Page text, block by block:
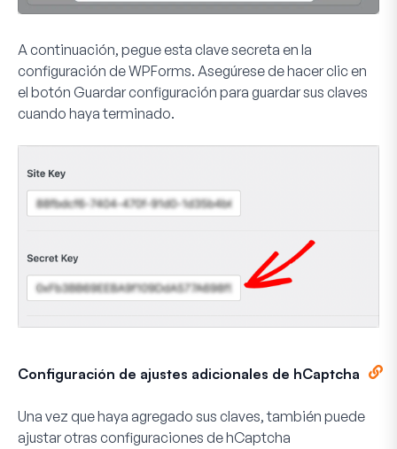
A continuación, pegue esta clave secreta en la
configuración de WPForms. Asegúrese de hacer clic en
el botón Guardar configuración para guardar sus claves
cuando haya terminado.
Configuración de ajustes adicionales de hCaptcha
Una vez que haya agregado sus claves, también puede
ajustar otras configuraciones de hCaptcha